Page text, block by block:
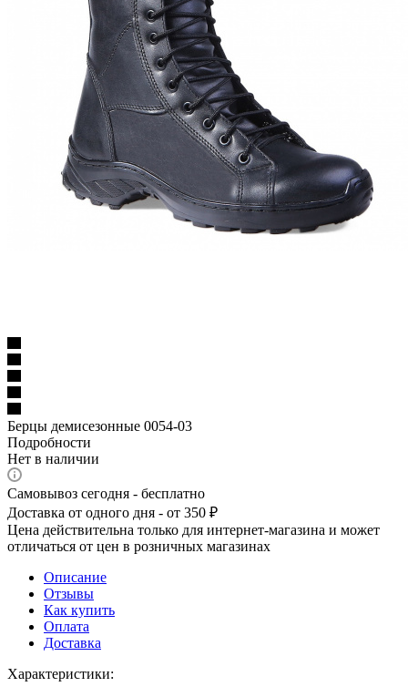
Берцы демисезонные 0054-03
Подробности
Нет в наличии
Самовывоз сегодня - бесплатно
Доставка от одного дня - от 350 ₽
Цена действительна только для интернет-магазина и может
отличаться от цен в розничных магазинах
Описание
Отзывы
Как купить
Оплата
Доставка
Характеристики: